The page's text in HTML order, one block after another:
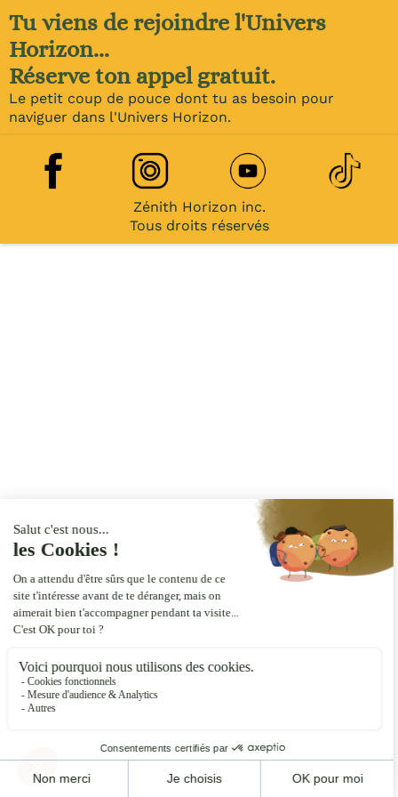
Tu viens de rejoindre l'Univers
Horizon...
Réserve ton appel gratuit.
Le petit coup de pouce dont tu as besoin pour
naviguer dans l'Univers Horizon.
Zénith Horizon inc.
Tous droits réservés